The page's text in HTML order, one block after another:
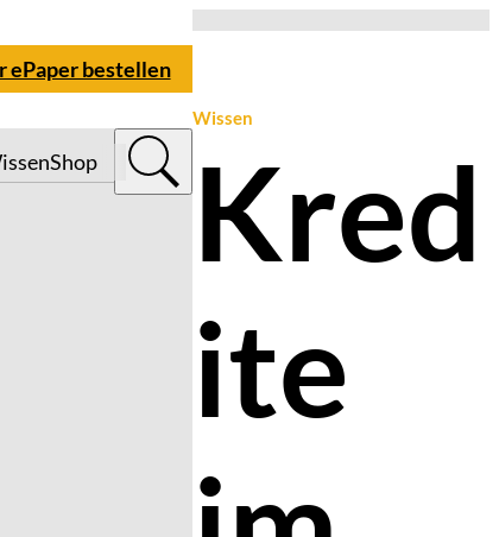
ePaper bestellen
Shop
Wissen
Kred
ite